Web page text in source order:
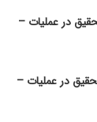
در عملیات –
در عملیات –